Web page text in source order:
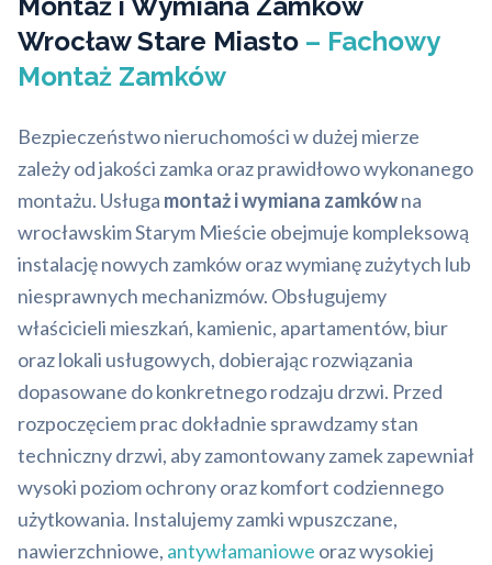
Wrocław Stare Miasto – Fachowy
Montaż Zamków
Bezpieczeństwo nieruchomości w dużej mierze
zależy od jakości zamka oraz prawidłowo wykonanego
montażu. Usługa montaż i wymiana zamkówna
wrocławskim Starym Mieście obejmuje kompleksową
instalację nowych zamków oraz wymianę zużytych lub
niesprawnych mechanizmów. Obsługujemy
właścicieli mieszkań, kamienic, apartamentów, biur
oraz lokali usługowych, dobierając rozwiązania
dopasowane do konkretnego rodzaju drzwi. Przed
rozpoczęciem prac dokładnie sprawdzamy stan
techniczny drzwi, aby zamontowany zamek zapewniał
wysoki poziom ochrony oraz komfort codziennego
użytkowania. Instalujemy zamki wpuszczane,
nawierzchniowe, antywłamaniowe oraz wysokiej